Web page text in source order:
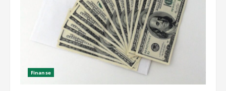
Finanse